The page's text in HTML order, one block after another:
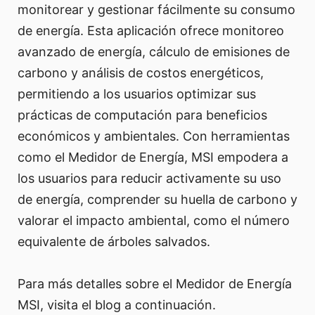
monitorear y gestionar fácilmente su consumo
de energía. Esta aplicación ofrece monitoreo
avanzado de energía, cálculo de emisiones de
carbono y análisis de costos energéticos,
permitiendo a los usuarios optimizar sus
prácticas de computación para beneficios
económicos y ambientales. Con herramientas
como el Medidor de Energía, MSI empodera a
los usuarios para reducir activamente su uso
de energía, comprender su huella de carbono y
valorar el impacto ambiental, como el número
equivalente de árboles salvados.
Para más detalles sobre el Medidor de Energía
MSI, visita el blog a continuación.